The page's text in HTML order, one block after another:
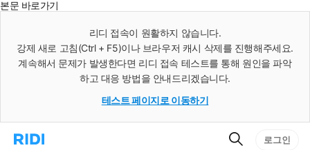
본문 바로가기
리디 접속이 원활하지 않습니다.
강제 새로 고침(Ctrl + F5)이나 브라우저 캐시 삭제를 진행해주세요.
계속해서 문제가 발생한다면 리디 접속 테스트를 통해 원인을 파악
하고 대응 방법을 안내드리겠습니다.
테스트 페이지로 이동하기
리
검
로그인